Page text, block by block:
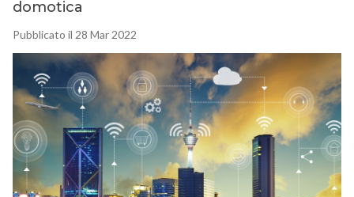
domotica
Pubblicato il 28 Mar 2022